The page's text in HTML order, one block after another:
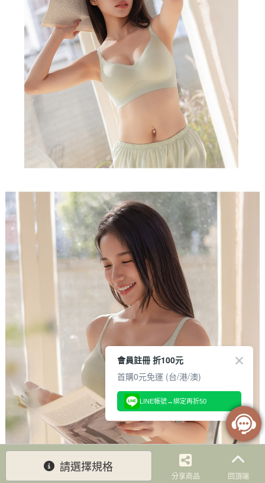
請選擇規格
分享商品 回頂端
會員註冊 折100元
首購0元免運 (台/港/澳)
LINE帳號→綁定再折50